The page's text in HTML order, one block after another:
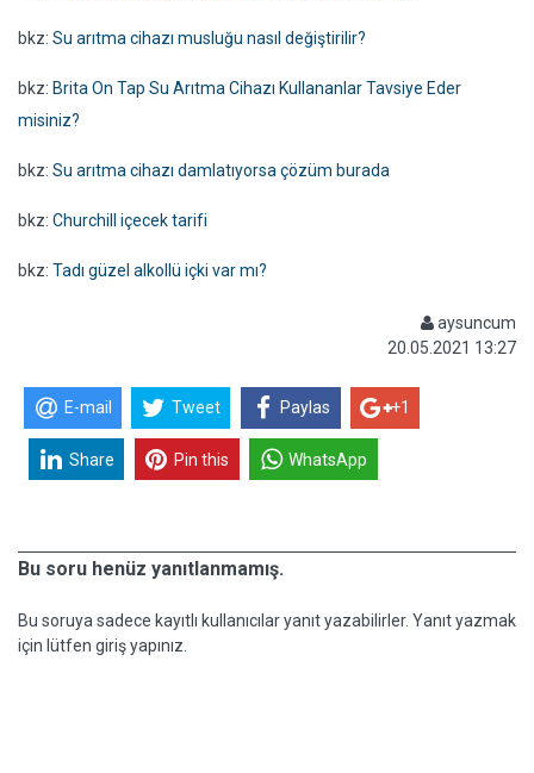
bkz: Su arıtma cihazı musluğu nasıl değiştirilir?
bkz: Brita On Tap Su Arıtma Cihazı Kullananlar Tavsiye Eder
misiniz?
bkz: Su arıtma cihazı damlatıyorsa çözüm burada
bkz: Churchill içecek tarifi
bkz: Tadı güzel alkollü içki var mı?
aysuncum
20.05.2021 13:27
E-mail Tweet Paylas +1
Share Pin this WhatsApp
Bu soru henüz yanıtlanmamış.
Bu soruya sadece kayıtlı kullanıcılar yanıt yazabilirler. Yanıt yazmak
için lütfen giriş yapınız.